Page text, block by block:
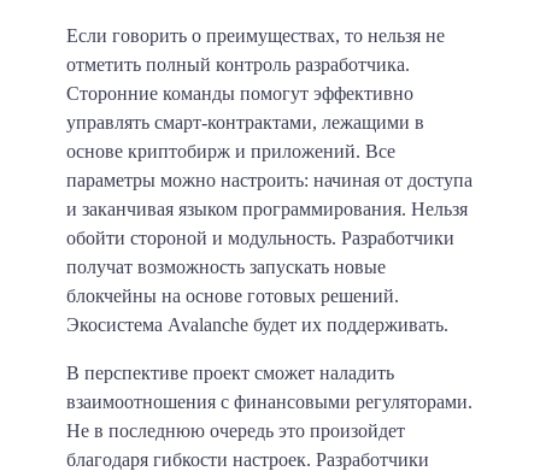
Если говорить о преимуществах, то нельзя не
отметить полный контроль разработчика.
Сторонние команды помогут эффективно
управлять смарт-контрактами, лежащими в
основе криптобирж и приложений. Все
параметры можно настроить: начиная от доступа
и заканчивая языком программирования. Нельзя
обойти стороной и модульность. Разработчики
получат возможность запускать новые
блокчейны на основе готовых решений.
Экосистема Avalanche будет их поддерживать.
В перспективе проект сможет наладить
взаимоотношения с финансовыми регуляторами.
Не в последнюю очередь это произойдет
благодаря гибкости настроек. Разработчики